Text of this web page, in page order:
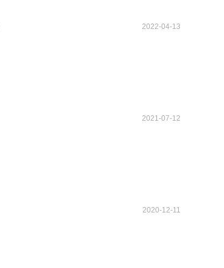
2022-04-13
2021-07-12
2020-12-11